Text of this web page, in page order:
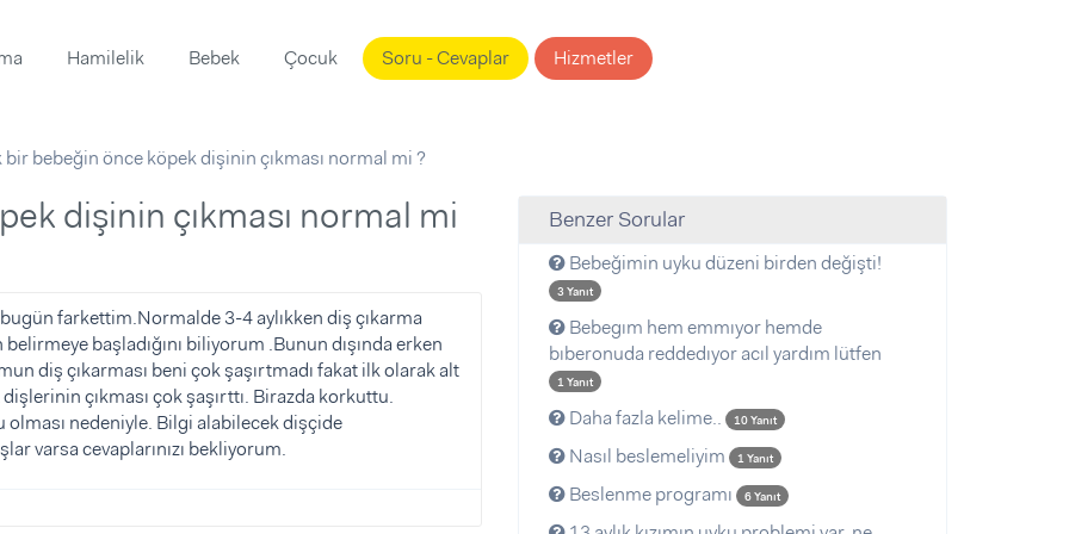
Hamilelik Bebek Çocuk Soru - Cevaplar Hizmetler
bir bebeğin önce köpek dişinin çıkması normal mi ?
farkettim.Normalde 3-4 aylıkken diş çıkarma
başladığını biliyorum .Bunun dışında erken
diş çıkarması beni çok şaşırtmadı fakat ilk olarak alt
çıkması çok şaşırttı. Birazda korkuttu.
olması nedeniyle. Bilgi alabilecek dişçide
varsa cevaplarınızı bekliyorum.
Benzer Sorular
Bebeğimin uyku düzeni birden değişti!
3 Yanıt
Bebegım hem emmıyor hemde
bıberonuda reddedıyor acıl yardım lütfen
1 Yanıt
Daha fazla kelime.. 10 Yanıt
Nasıl beslemeliyim 1 Yanıt
Beslenme programı 6 Yanıt